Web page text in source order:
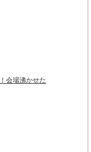
会場沸かせた